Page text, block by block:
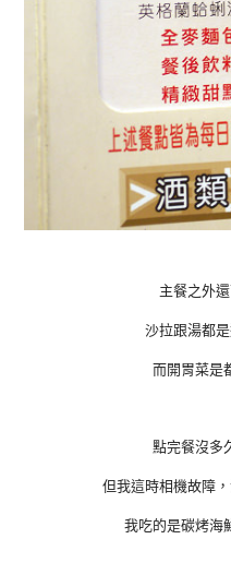
主餐之外
沙拉跟湯都
而開胃菜是
點完餐沒多
但我這時相機故障
我吃的是碳烤海